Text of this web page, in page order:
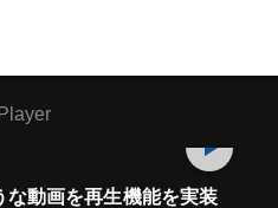
61min
動画を再生機能を実装